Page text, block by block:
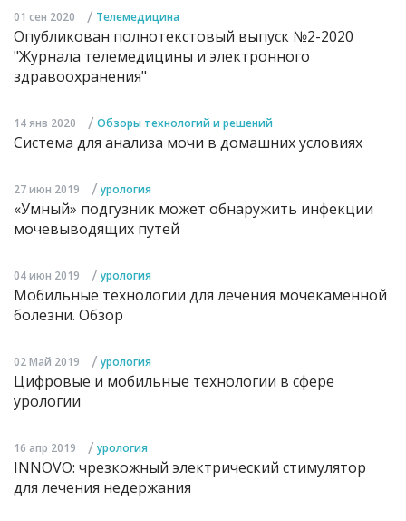
01 сен 2020 / Телемедицина
Опубликован полнотекстовый выпуск №2-2020
"Журнала телемедицины и электронного
здравоохранения"
14 янв 2020 / Обзоры технологий и решений
Система для анализа мочи в домашних условиях
27 июн 2019 / урология
«Умный» подгузник может обнаружить инфекции
мочевыводящих путей
04 июн 2019 / урология
Мобильные технологии для лечения мочекаменной
болезни. Обзор
02 Май 2019 / урология
Цифровые и мобильные технологии в сфере
урологии
16 апр 2019 / урология
INNOVO: чрезкожный электрический стимулятор
для лечения недержания